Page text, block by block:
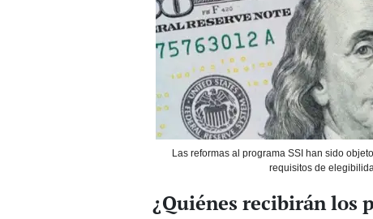
Las reformas al programa SSI han sido
requisitos de
¿Quiénes recibirán los